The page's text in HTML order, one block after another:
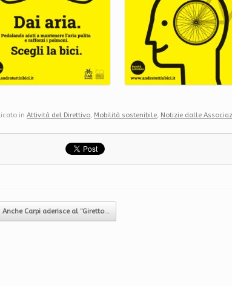
in Attività del Direttivo Mobilità sostenibile Notizie dalle
articolo
Anche Carpi aderisce al “Giretto…